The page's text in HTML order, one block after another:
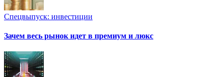
Спецвыпуск: инвестиции
Зачем весь рынок идет в премиум и люкс